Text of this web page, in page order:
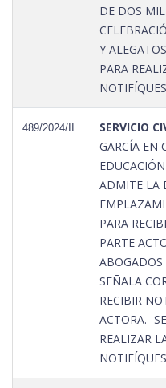
DE DOS
Y
PARA
489/2024/II SERVICIO
GARCÍA EN
ADMITE LA
PARA
PARTE
ABOGADOS
SEÑALA
RECIBIR
ACTORA.-
REALIZAR